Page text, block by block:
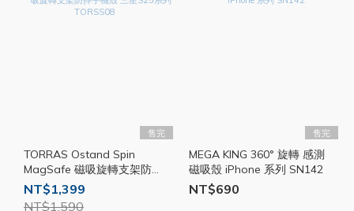
售完
TORRAS Ostand Spin
MagSafe 磁吸旋轉支架防摔
手機殼 三星S25系列
TORSS08
NT$1,399
NT$1,590
售完
MEGA KING 360° 旋轉 感測
磁吸殼 iPhone 系列 SN142
NT$690